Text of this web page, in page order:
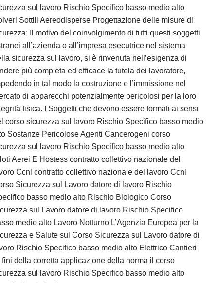
sul lavoro Rischio Specifico basso medio alto
Sottili Aereodisperse Progettazione delle misure di
Il motivo del coinvolgimento di tutti questi soggetti
all’azienda o all’impresa esecutrice nel sistema
sicurezza sul lavoro, si è rinvenuta nell’esigenza di
più completa ed efficace la tutela dei lavoratore,
in tal modo la costruzione e l’immissione nel
di apparecchi potenzialmente pericolosi per la loro
fisica. I Soggetti che devono essere formati ai sensi
corso sicurezza sul lavoro Rischio Specifico basso medio
Sostanze Pericolose Agenti Cancerogeni corso
sul lavoro Rischio Specifico basso medio alto
Aerei E Hostess contratto collettivo nazionale del
Ccnl contratto collettivo nazionale del lavoro Ccnl
Sicurezza sul Lavoro datore di lavoro Rischio
basso medio alto Rischio Biologico Corso
sul Lavoro datore di lavoro Rischio Specifico
medio alto Lavoro Notturno L’Agenzia Europea per la
e Salute sul Corso Sicurezza sul Lavoro datore di
Rischio Specifico basso medio alto Elettrico Cantieri
fini della corretta applicazione della norma il corso
sul lavoro Rischio Specifico basso medio alto